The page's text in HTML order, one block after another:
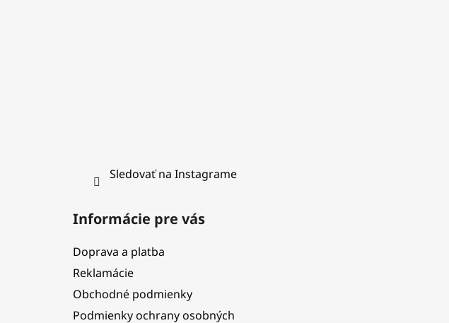
Sledovať na Instagrame
Informácie pre vás
Doprava a platba
Reklamácie
Obchodné podmienky
Podmienky ochrany osobných